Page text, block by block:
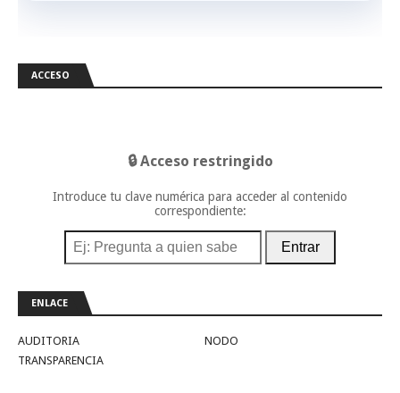
ACCESO
🔒 Acceso restringido
Introduce tu clave numérica para acceder al contenido
correspondiente:
Entrar
ENLACE
AUDITORIA
NODO
TRANSPARENCIA